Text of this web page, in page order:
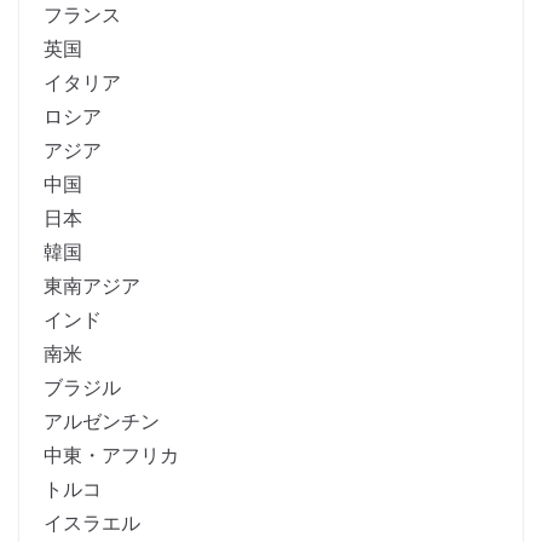
フランス
英国
イタリア
ロシア
アジア
中国
日本
韓国
東南アジア
インド
南米
ブラジル
アルゼンチン
中東・アフリカ
トルコ
イスラエル